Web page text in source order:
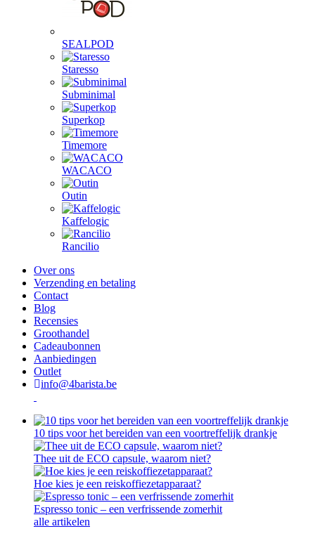
SEALPOD
Staresso
Subminimal
Superkop
Timemore
WACACO
Outin
Kaffelogic
Rancilio
Over ons
Verzending en betaling
Contact
Blog
Recensies
Groothandel
Cadeaubonnen
Aanbiedingen
Outlet
info@4barista.be
10 tips voor het bereiden van een voortreffelijk drankje
Thee uit de ECO capsule, waarom niet?
Hoe kies je een reiskoffiezetapparaat?
Espresso tonic – een verfrissende zomerhit
alle artikelen